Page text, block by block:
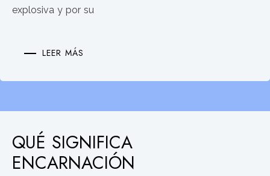
explosiva y por su
LEER MÁS
QUÉ SIGNIFICA
ENCARNACIÓN